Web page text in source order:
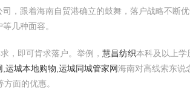
，跟着海南自贸港确立的鼓舞，落户战略不断
几种面容。
，即可肯求落户。举例， 慧昌纺织本科及以上学
运城本地购物,运城同城管家网海南对高线索东说
面的优惠。